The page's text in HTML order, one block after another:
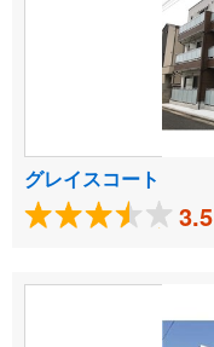
グレイスコート
3.5